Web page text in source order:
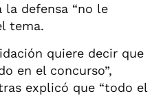
defensa “no le
tema.
quiere decir que
en el concurso”,
explicó que “todo el